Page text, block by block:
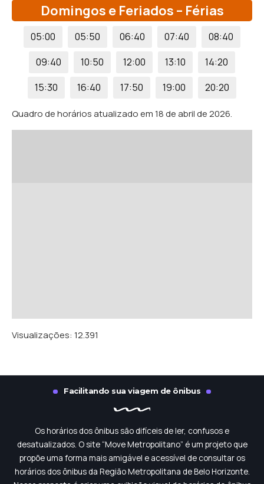
Domingos e Feriados – Férias
05:00 05:50 06:40 07:40
08:40
09:40
10:50 12:00 13:10
14:20
15:30
16:40 17:50 19:00 20:20
Quadro de horários atualizado em 18 de abril de 2026.
Visualizações: 12.391
Facilitando sua viagem de ônibus
Os horários dos ônibus são difíceis de ler, confusos e
desatualizados. O site “Move Metropolitano” é um projeto que
propõe uma forma mais amigável e acessível de consultar os
horários dos ônibus da Região Metropolitana de Belo Horizonte.